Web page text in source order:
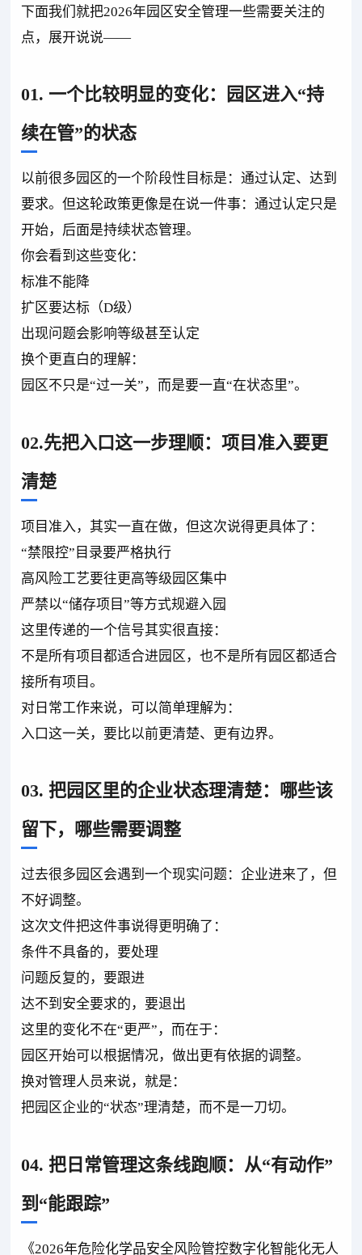
下面我们就把2026年园区安全管理一些需要关注的
点，展开说说——
01. 一个比较明显的变化：园区进入“持
续在管”的状态
以前很多园区的一个阶段性目标是：通过认定、达到
要求。但这轮政策更像是在说一件事：通过认定只是
开始，后面是持续状态管理。
你会看到这些变化：
标准不能降
扩区要达标（D级）
出现问题会影响等级甚至认定
换个更直白的理解：
园区不只是“过一关”，而是要一直“在状态里”。
02.先把入口这一步理顺：项目准入要更
清楚
项目准入，其实一直在做，但这次说得更具体了：
“禁限控”目录要严格执行
高风险工艺要往更高等级园区集中
严禁以“储存项目”等方式规避入园
这里传递的一个信号其实很直接：
不是所有项目都适合进园区，也不是所有园区都适合
接所有项目。
对日常工作来说，可以简单理解为：
入口这一关，要比以前更清楚、更有边界。
03. 把园区里的企业状态理清楚：哪些该
留下，哪些需要调整
过去很多园区会遇到一个现实问题：企业进来了，但
不好调整。
这次文件把这件事说得更明确了：
条件不具备的，要处理
问题反复的，要跟进
达不到安全要求的，要退出
这里的变化不在“更严”，而在于：
园区开始可以根据情况，做出更有依据的调整。
换对管理人员来说，就是：
把园区企业的“状态”理清楚，而不是一刀切。
04. 把日常管理这条线跑顺：从“有动作”
到“能跟踪”
《2026年危险化学品安全风险管控数字化智能化无人